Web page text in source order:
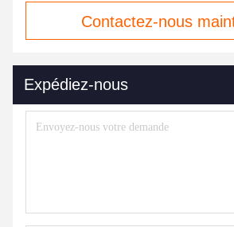
Contactez-nous
Expédiez-nous